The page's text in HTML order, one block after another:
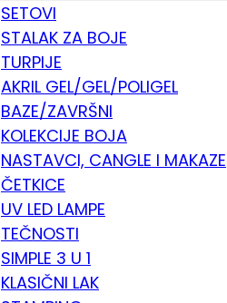
SETOVI
STALAK ZA BOJE
TURPIJE
AKRIL GEL/GEL/POLIGEL
BAZE/ZAVRŠNI
KOLEKCIJE BOJA
NASTAVCI, CANGLE I MAKAZE
ČETKICE
UV LED LAMPE
TEČNOSTI
SIMPLE 3 U 1
KLASIČNI LAK